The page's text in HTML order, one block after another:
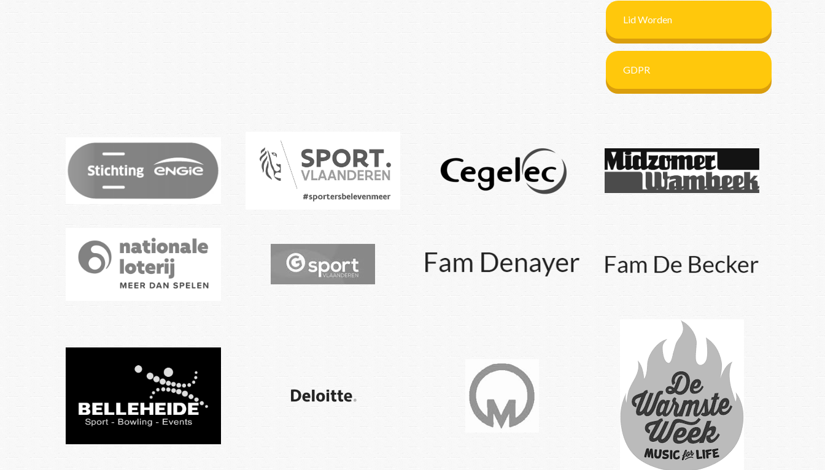
Lid Worden
GDPR